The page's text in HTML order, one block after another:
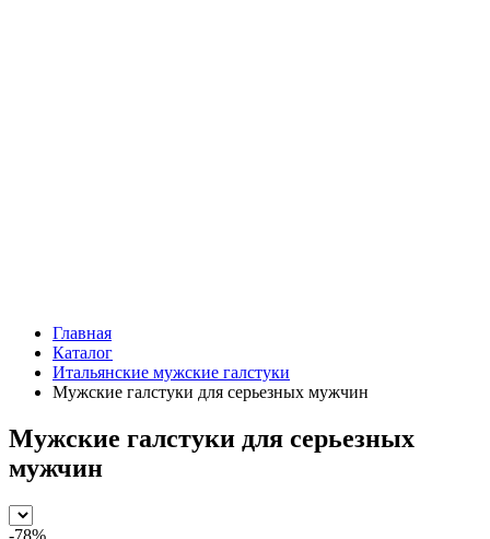
Главная
Каталог
Итальянские мужские галстуки
Мужские галстуки для серьезных мужчин
Мужские галстуки для серьезных
мужчин
-78%